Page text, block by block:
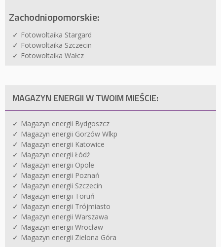
Zachodniopomorskie:
Fotowoltaika Stargard
Fotowoltaika Szczecin
Fotowoltaika Wałcz
MAGAZYN ENERGII W TWOIM MIEŚCIE:
Magazyn energii Bydgoszcz
Magazyn energii Gorzów Wlkp
Magazyn energii Katowice
Magazyn energii Łódź
Magazyn energii Opole
Magazyn energii Poznań
Magazyn energii Szczecin
Magazyn energii Toruń
Magazyn energii Trójmiasto
Magazyn energii Warszawa
Magazyn energii Wrocław
Magazyn energii Zielona Góra